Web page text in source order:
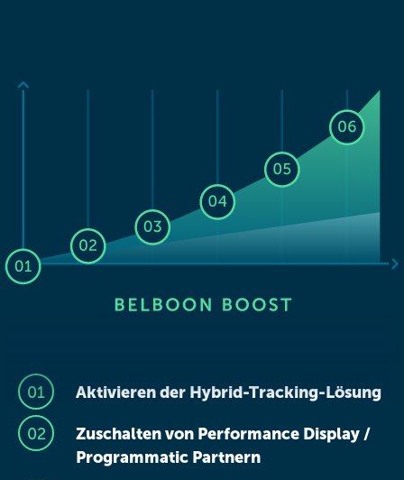
Aktivieren der Hybrid-Tracking-Lösung
Zuschalten von Performance Display /
Programmatic Partnern